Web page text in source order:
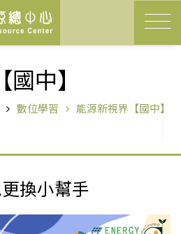
中】
數位學習 能源新視界【國中】
換小幫手